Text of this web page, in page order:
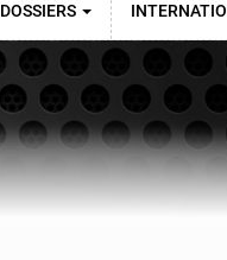
DOSSIERS